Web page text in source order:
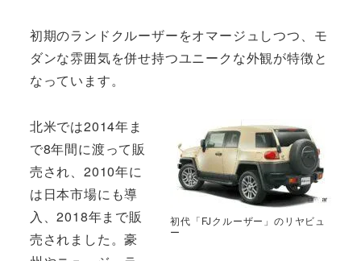
初期のランドクルーザーをオマージュしつつ、モ
ダンな雰囲気を併せ持つユニークな外観が特徴と
なっています。
初代「FJクルーザー」のリヤビュ
ー
北米では2014年ま
で8年間に渡って販
売され、2010年に
は日本市場にも導
入、2018年まで販
売されました。豪